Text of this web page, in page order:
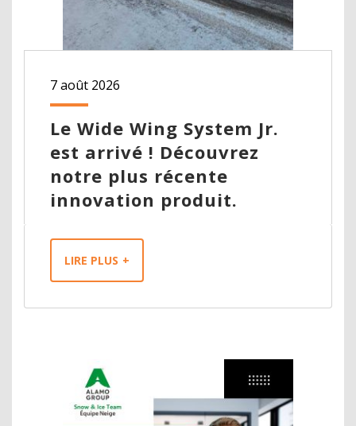
Le Wide Wing System Jr.
est arrivé ! Découvrez
notre plus récente
innovation produit.
7 août 2026
LIRE PLUS